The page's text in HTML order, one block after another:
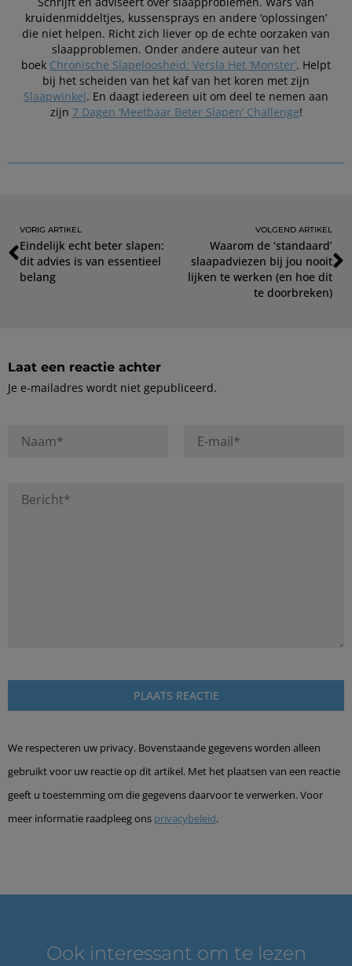
kruidenmiddeltjes, kussensprays en andere ‘oplossingen’
die niet helpen. Richt zich liever op de echte oorzaken van
slaapproblemen. Onder andere auteur van het
boek Chronische Slapeloosheid: Versla Het ‘Monster’. Helpt
bij het scheiden van het kaf van het koren met zijn
Slaapwinkel. En daagt iedereen uit om deel te nemen aan
zijn 7 Dagen ‘Meetbaar Beter Slapen’ Challenge!
VORIG ARTIKEL
Eindelijk echt beter slapen:
dit advies is van essentieel
belang
VOLGEND ARTIKEL
Waarom de ‘standaard’
slaapadviezen bij jou nooit
lijken te werken (en hoe dit
te doorbreken)
Laat een reactie achter
Je e-mailadres wordt niet gepubliceerd.
We respecteren uw privacy. Bovenstaande gegevens worden alleen
gebruikt voor uw reactie op dit artikel. Met het plaatsen van een reactie
geeft u toestemming om die gegevens daarvoor te verwerken. Voor
meer informatie raadpleeg ons privacybeleid.
Ook interessant om te lezen